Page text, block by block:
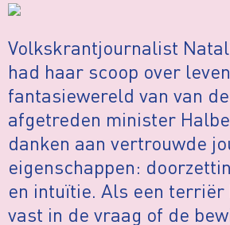
Volkskrantjournalist
had haar scoop over
fantasiewereld van van
afgetreden minister
danken aan vertrouwde
eigenschappen:
en intuïtie. Als een terriër
vast in de vraag of de